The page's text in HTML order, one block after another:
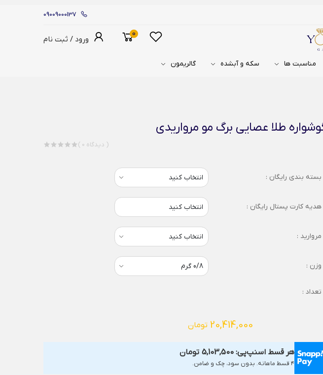
09009000137
ورود / ثبت نام
0
مناسبت ها سکه و آبشده گالریمون
طلا عصایی برگ مو مرواریدی
( 0 دیدگاه )
بسته بندی رایگان :
هدیه کارت پستال رایگان : انتخاب کنید
مروارید :
وزن :
تعداد :
20,414,000 تومان
هر قسط اسنپ‌پی: 5,103,500 تومان
۴ قسط ماهانه. بدون سود، چک و ضامن.